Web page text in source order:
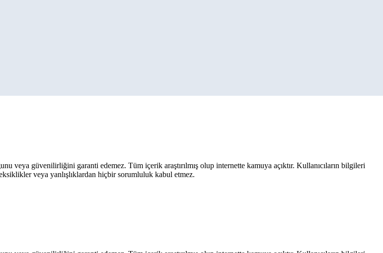
veya güvenilirliğini garanti edemez. Tüm içerik araştırılmış olup internette kamuya açıktır. Kullanıcıların bilgileri
veya yanlışlıklardan hiçbir sorumluluk kabul etmez.